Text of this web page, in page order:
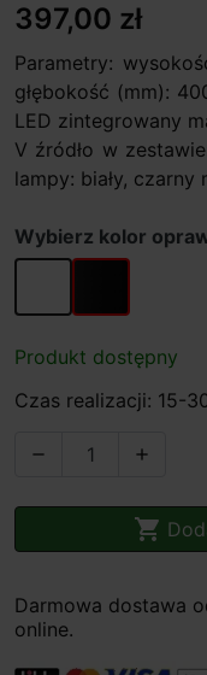
397,00 zł
Parametry:
głębokość (mm):
LED zintegrowany
V źródło w
lampy: biały, czarny
Wybierz kolor
biały czarny
Produkt dostępny
Czas realizacji: 15-
 

Darmowa dostawa
online.